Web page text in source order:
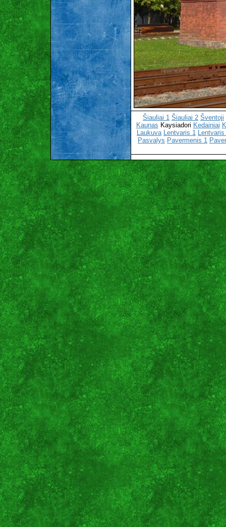
Šiauliai 1 Šiauliai 2 Šventoji
Kaunas Kaysiadori Kedainiai
Laukuva Lentvaris 1 Lentvaris
Pasvalys Pavermenis 1